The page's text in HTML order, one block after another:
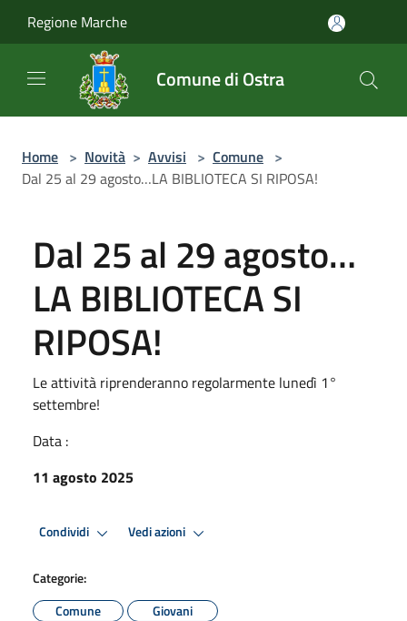
Regione Marche
Comune di Ostra
Home > Novità > Avvisi > Comune >
Dal 25 al 29 agosto…LA BIBLIOTECA SI RIPOSA!
Dal 25 al 29 agosto…
LA BIBLIOTECA SI
RIPOSA!
Le attività riprenderanno regolarmente lunedì 1°
settembre!
Data :
11 agosto 2025
Condividi Vedi azioni
Categorie:
Comune
Giovani